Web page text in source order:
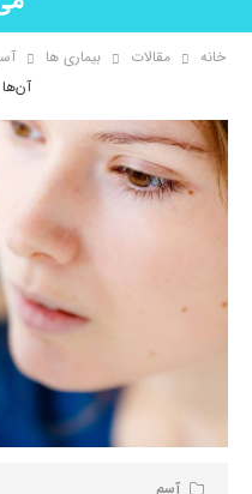
خانه مقالات بیماری ها
آن‌ها
آسم